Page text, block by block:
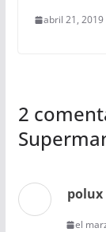
abril 21, 2019
2
polux
el